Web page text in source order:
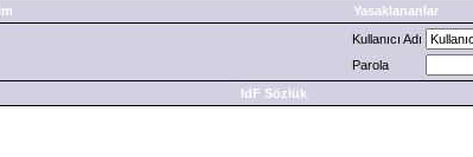
Yasaklananlar
Kullanıcı Adı
Parola
IdF Sözlük